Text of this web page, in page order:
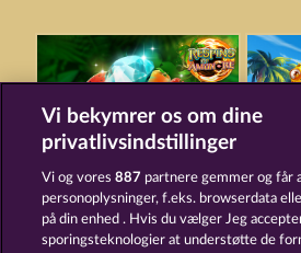
Vi bekymrer os om dine
privatlivsindstillinger
Vi og vores887 partnere gemmer og får
personoplysninger, f.eks. browserdata
på din enhed . Hvis du vælger Jeg
sporingsteknologier at understøtte de